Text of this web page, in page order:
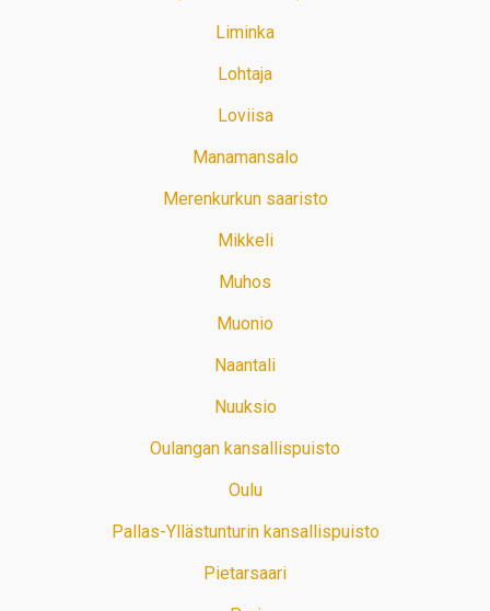
Liminka
Lohtaja
Loviisa
Manamansalo
Merenkurkun saaristo
Mikkeli
Muhos
Muonio
Naantali
Nuuksio
Oulangan kansallispuisto
Oulu
Pallas-Yllästunturin kansallispuisto
Pietarsaari